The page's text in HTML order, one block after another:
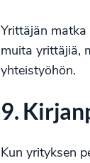
Yrittäjän
muita yrittäjiä,
yhteistyöhön.
9.
Kun yrityksen